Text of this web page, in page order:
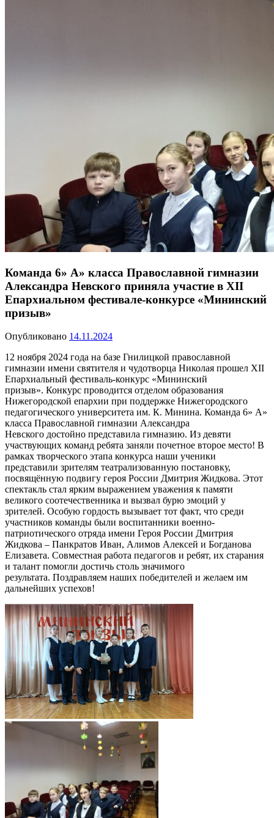
Команда 6» А» класса Православной гимназии
Александра Невского приняла участие в XII
Епархиальном фестивале-конкурсе «Мининский
призыв»
Опубликовано 14.11.2024
12 ноября 2024 года на базе Гнилицкой православной
гимназии имени святителя и чудотворца Николая прошел XII
Епархиальный фестиваль-конкурс «Мининский
призыв». Конкурс проводится отделом образования
Нижегородской епархии при поддержке Нижегородского
педагогического университета им. К. Минина. Команда 6» А»
класса Православной гимназии Александра
Невского достойно представила гимназию. Из девяти
участвующих команд ребята заняли почетное второе место! В
рамках творческого этапа конкурса наши ученики
представили зрителям театрализованную постановку,
посвящённую подвигу героя России Дмитрия Жидкова. Этот
спектакль стал ярким выражением уважения к памяти
великого соотечественника и вызвал бурю эмоций у
зрителей. Особую гордость вызывает тот факт, что среди
участников команды были воспитанники военно-
патриотического отряда имени Героя России Дмитрия
Жидкова – Панкратов Иван, Алимов Алексей и Богданова
Елизавета. Совместная работа педагогов и ребят, их старания
и талант помогли достичь столь значимого
результата. Поздравляем наших победителей и желаем им
дальнейших успехов!